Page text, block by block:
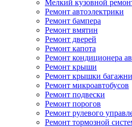
Мелкий кузовной
Ремонт автоэлектрики
Ремонт бампера
Ремонт вмятин
Ремонт дверей
Ремонт капота
Ремонт кондиционера
Ремонт крыши
Ремонт крышки
Ремонт микроавтобусов
Ремонт подвески
Ремонт порогов
Ремонт рулевого
Ремонт тормозной